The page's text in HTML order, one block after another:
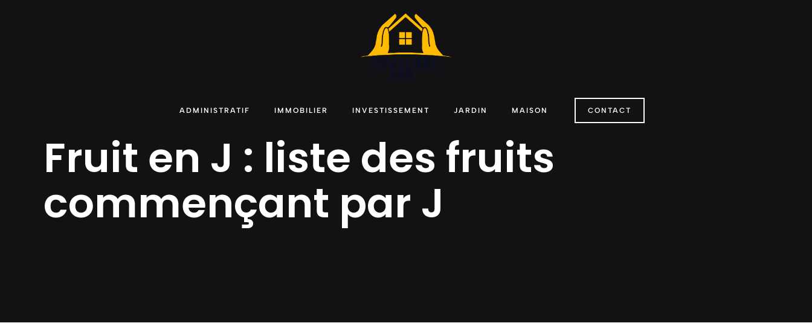
ADMINISTRATIF IMMOBILIER INVESTISSEMENT JARDIN MAISON CONTACT
Fruit en J : liste des fruits
commençant par J